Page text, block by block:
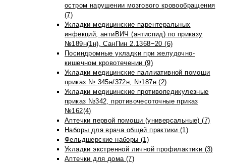
остром нарушении мозгового кровообращения
(7)
Укладки медицинские парентеральных
инфекций, антиВИЧ (антиспид) по приказу
№189н(1н), СанПин 2.1368−20 (6)
Посиндромные укладки при желудочно-
кишечном кровотечении (9)
Укладки медицинские паллиативной помощи
приказ № 345н/372н, №187н (2)
Укладки медицинские противопедикулезные
приказ №342, противочесоточные приказ
№162(4)
Аптечки первой помощи (универсальные) (7)
Наборы для врача общей практики (1)
Фельдшерские наборы (1)
Укладки экстренной личной профилактики (3)
Аптечки для дома (7)